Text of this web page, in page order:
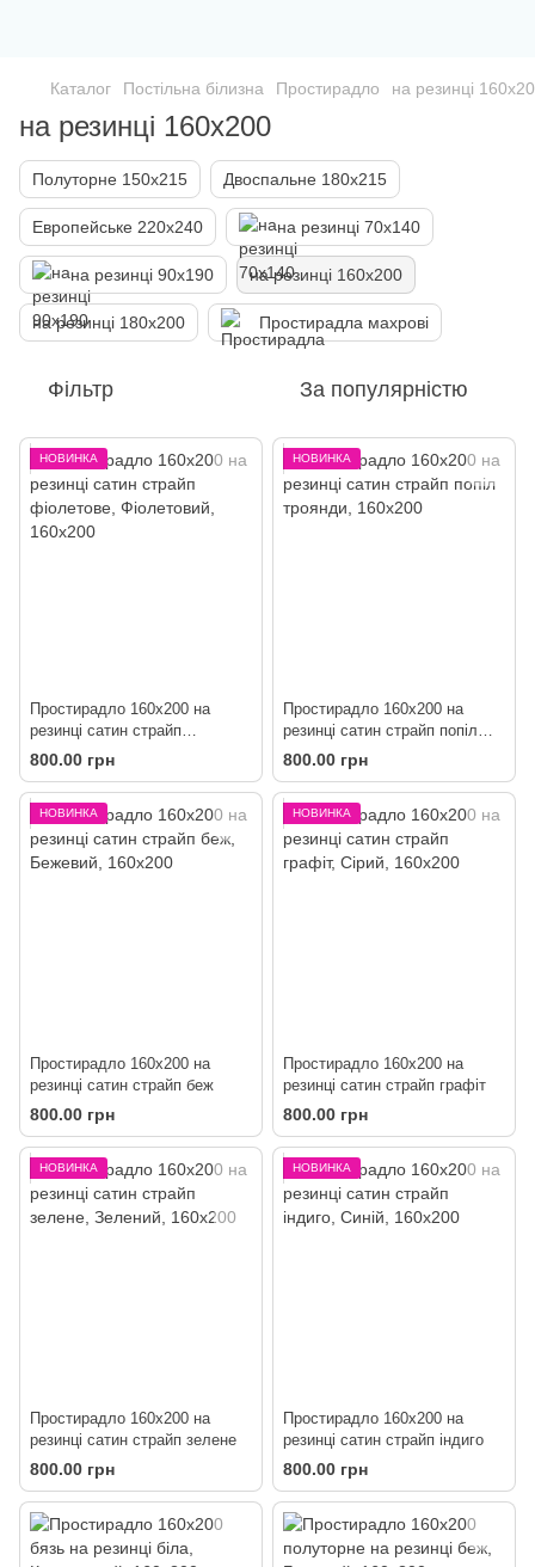
Каталог Постільна білизна Простирадло на резинці
на резинці 160х200
Полуторне 150х215 Двоспальне 180х215
Европейське 220х240 на резинці 70х140
на резинці 90х190 на резинці 160х200
на резинці 180х200 Простирадла махрові
Фільтр За популярністю
НОВИНКА
Простирадло 160х200 на
резинці сатин страйп
фіолетове
800.00 грн
НОВИНКА
Простирадло 160х200 на
резинці сатин страйп попіл
троянди
800.00 грн
НОВИНКА
Простирадло 160х200 на
резинці сатин страйп беж
800.00 грн
НОВИНКА
Простирадло 160х200 на
резинці сатин страйп графіт
800.00 грн
НОВИНКА
Простирадло 160х200 на
резинці сатин страйп зелене
800.00 грн
НОВИНКА
Простирадло 160х200 на
резинці сатин страйп індиго
800.00 грн